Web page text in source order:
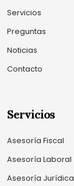
Servicios
Preguntas
Noticias
Contacto
Servicios
Asesoría Fiscal
Asesoría Laboral
Asesoría Jurídica